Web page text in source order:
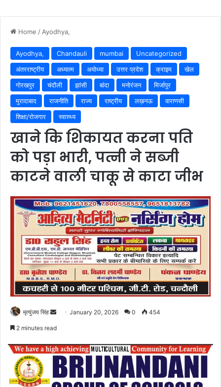
Home / Ayodhya,
Ayodhya, Chandauli mumbai
Uncategorized
अंतरराष्ट्रीय
अध्यात्म अयोध्या उत्तर प्रदेश क्राइम
खेल
गोरखपुर
चंदौली झांसी बांदा मनोरंजन
मिर्जापुर
मुरादाबाद
राजनीति राज्य राष्ट्रीय लख़नऊ
वाराणसी
शिक्षा/रोजगार
स्वास्थ्य
खाने कि शिकायत करना पति
को पड़ा भारी, पत्नी ने सब्जी
काटने वाली चाकू से काटा जीभ
मृत्युंजय सिंह
SendJanuary 20, 2026 0 454
2 minutes read